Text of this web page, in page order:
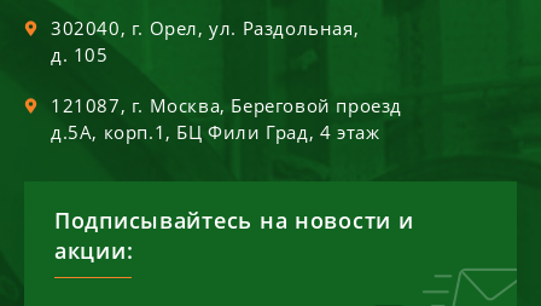
302040, г. Орел,ул. Раздольная,
д. 105
121087, г. Москва, Береговой проезд
д.5А, корп.1, БЦ Фили Град, 4 этаж
Подписывайтесь на новости и
акции: